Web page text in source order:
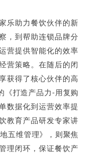
乐助力餐饮伙伴的新
，到帮助连锁品牌分
营提供智能化的效率
营策略。在随后的闭
获得了核心伙伴的高
《打造产品力-用复购
数据化到运营效率提
教育产品研发专家讲
五维管理》，则聚焦
理闭环，保证餐饮产